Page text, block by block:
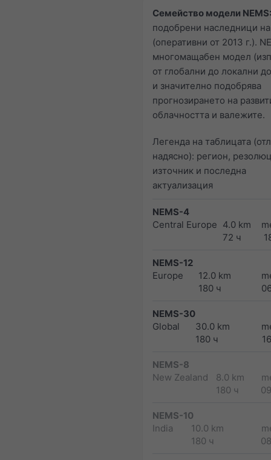
Семейство модели NEMS:
подобрени наследници
(оперативни от 2013 г.).
многомащабен модел
от глобални до локални
и значително подобрява
прогнозирането на
облачността и валежите.
Легенда на таблицата
надясно): регион,
източник и последна
актуализация
NEMS-4
Central Europe 4.0 km
72 ч
NEMS-12
Europe
12.0 km
180 ч
NEMS-30
Global
30.0 km
180 ч
NEMS-8
New Zealand
8.0 km
180 ч
NEMS-10
India
10.0 km
180 ч